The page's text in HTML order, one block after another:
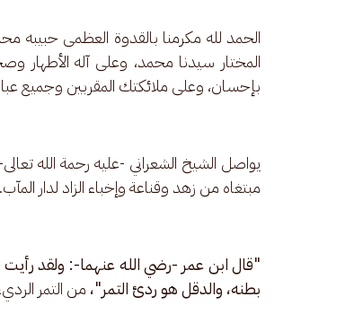
الحمد لله مكرمنا بالقدوة العظمى
المختار سيدنا محمد، وعلى آله الأطهار
بإحسان، وعلى ملائكتك المقربين وجميع
يواصل الشيخ الشعراني -عليه رحمة الله
مبتغاه من زهد وقناعة وإخباء الزاد لدار المآب.
"قال ابن عمر -رضي الله عنهما-: ولقد
بطنه، والدقل هو ردئ التمر"، من التمر